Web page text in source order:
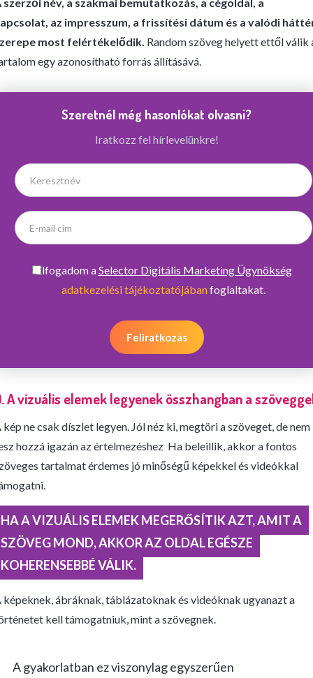
az impresszum, a frissítési dátum és a valódi
most felértékelődik. Random szöveg helyett ettől válik
egy azonosítható forrás állításává.
Szeretnél még hasonlókat olvasni?
Iratkozz fel hírlevelünkre!
Elfogadom aSelector Digitális Marketing Ügynökség
adatkezelési tájékoztatójában foglaltakat.
Feliratkozás
A vizuális elemek legyenek összhangban a
kép ne csak díszlet legyen. Jól néz ki, megtöri a szöveget, de nem
hozzá igazán az értelmezéshez Ha beleillik, akkor a fontos
tartalmat érdemes jó minőségű képekkel és videókkal
HA A VIZUÁLIS ELEMEK MEGERŐSÍTIK AZT, AMIT A
SZÖVEG MOND, AKKOR AZ OLDAL EGÉSZE
KOHERENSEBBÉ VÁLIK.
képeknek, ábráknak, táblázatoknak és videóknak ugyanazt a
kell támogatniuk, mint a szövegnek.
A gyakorlatban ez viszonylag egyszerűen